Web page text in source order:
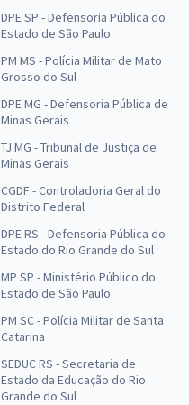
DPE SP - Defensoria Pública do
Estado de São Paulo
PM MS - Polícia Militar de Mato
Grosso do Sul
DPE MG - Defensoria Pública de
Minas Gerais
TJ MG - Tribunal de Justiça de
Minas Gerais
CGDF - Controladoria Geral do
Distrito Federal
DPE RS - Defensoria Pública do
Estado do Rio Grande do Sul
MP SP - Ministério Público do
Estado de São Paulo
PM SC - Polícia Militar de Santa
Catarina
SEDUC RS - Secretaria de
Estado da Educação do Rio
Grande do Sul